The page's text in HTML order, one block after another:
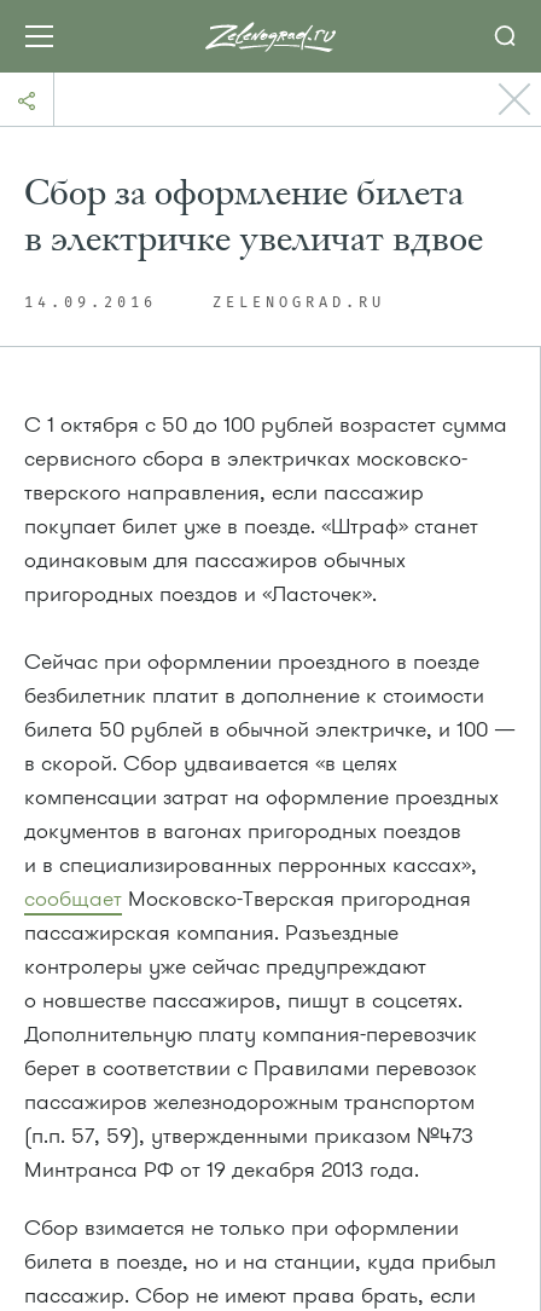
Сбор за оформление билета
в электричке увеличат вдвое
14.09.2016 ZELENOGRAD.RU
С 1 октября с 50 до 100 рублей возрастет сумма
сервисного сбора в электричках московско-
тверского направления, если пассажир
покупает билет уже в поезде. «Штраф» станет
одинаковым для пассажиров обычных
пригородных поездов и «Ласточек».
Сейчас при оформлении проездного в поезде
безбилетник платит в дополнение к стоимости
билета 50 рублей в обычной электричке, и 100 —
в скорой. Сбор удваивается «в целях
компенсации затрат на оформление проездных
документов в вагонах пригородных поездов
и в специализированных перронных кассах»,
сообщает Московско-Тверская пригородная
пассажирская компания. Разъездные
контролеры уже сейчас предупреждают
о новшестве пассажиров, пишут в соцсетях.
Дополнительную плату компания-перевозчик
берет в соответствии с Правилами перевозок
пассажиров железнодорожным транспортом
(п.п. 57, 59), утвержденными приказом №473
Минтранса РФ от 19 декабря 2013 года.
Сбор взимается не только при оформлении
билета в поезде, но и на станции, куда прибыл
пассажир. Сбор не имеют права брать, если